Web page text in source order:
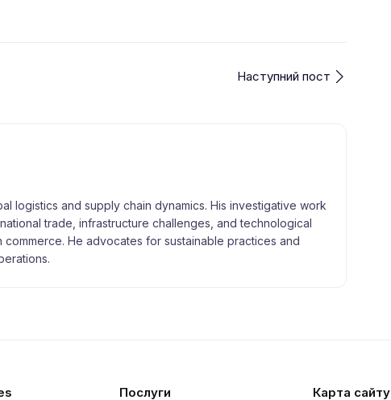
Наступний пост
logistics and supply chain dynamics. His investigative work
trade, infrastructure challenges, and technological
He advocates for sustainable practices and
Послуги Карта сайту